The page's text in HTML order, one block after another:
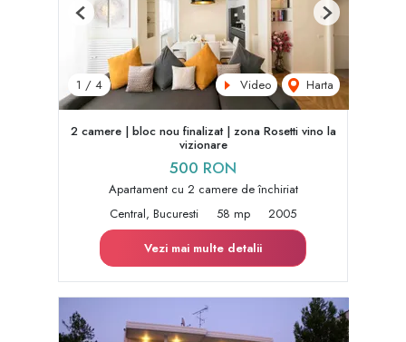
1 / 4 Video Harta
Previous Next
2 camere | bloc nou finalizat | zona Rosetti vino la
vizionare
500 RON
Apartament cu 2 camere de închiriat
Central, Bucuresti
58 mp
2005
Vezi mai multe detalii